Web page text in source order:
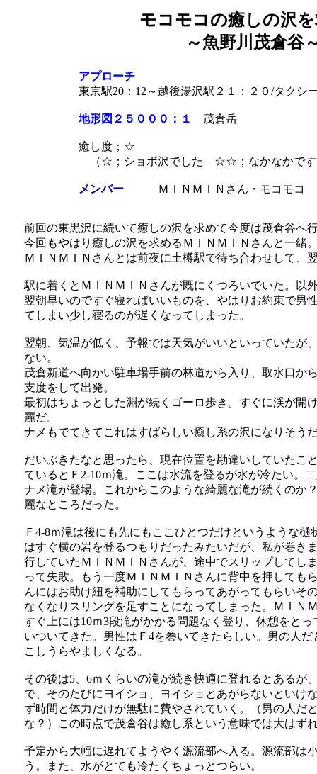
モコモコの癒しの沢
～魚野川茂倉谷
アプローチ
東京駅20：12～越後湯沢駅２１：２０/タクシ
地形図２５０００：１ 茂倉岳
癒し度；☆
（☆；ショボ沢でした ☆☆；なかなかで
メンバー ＭＩＮＭＩＮさん・モコモコ
前回の東黒沢に続いて癒しの沢を求めて今度は茂倉谷へ
今回もやはり癒しの沢を求めるＭＩＮＭＩＮさんと一緒
ＭＩＮＭＩＮさんとは前夜に土樽駅で待ち合わせして、
駅に着くとＭＩＮＭＩＮさんが既にくつろいでいた。以
翌朝早いのですぐ寝ればいいものを、やはりお約束で男
てしまい少し寝るのが遅くなってしまった。
翌朝、気温が低く、予報では天気がいいといっていたが
ない。
茂倉新道へ向かい駐車場手前の林道から入り、取水口か
支度をして出発。
最初はちょっとした淵が続くゴーロ歩き。すぐに渓が開
麗だ。
ナメもでてきてこれはすばらしい癒し系の沢になりそう
だいぶきたなと思ったら、現在位置を勘違いしていたこ
ているとＦ2-10ｍ滝。ここは水流を登るが水が冷たい。
ナメ滝が登場。これからこのような綺麗な滝が続くのか
麗なところだった。
Ｆ4-8ｍ滝は後にも先にもここひとつだけというような
はすぐ横の岩を登るつもりだったみたいだが、私が巻き
行していたＭＩＮＭＩＮさんが、途中でスリップしてし
って失敗。もう一度ＭＩＮＭＩＮさんに背中を押しても
んにはお助け紐を補助にしてもらってあがってもらいそ
なくなりスリングを足すことになってしまった。ＭＩＮ
すぐ上には10ｍ3段滝がかかる問題なく登り、休憩をと
いついてきた。男性はＦ4を巻いてきたらしい。男の人
こしうらやましくなる。
その後は5、6ｍくらいの滝が続き快適に登れるとあるが
で、そのたびにヨイショ、ヨイショとあがらないといけ
ず時間と体力だけが無駄に費やされていく。（男の人だ
な？）この時点で茂倉谷は癒し系という意味では大はず
予定から大幅に遅れてようやく源流部へ入る。源流部は
う。また、水がとても冷たくちょっとつらい。